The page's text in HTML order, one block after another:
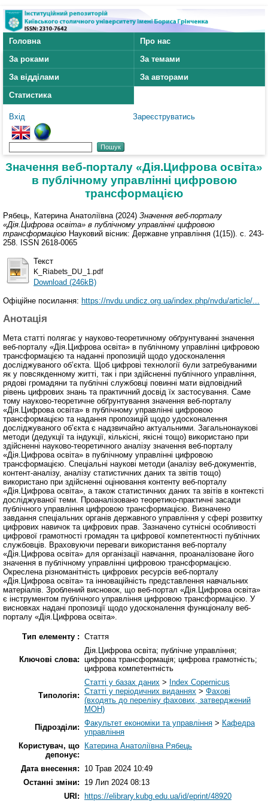
Головна
Про нас
За роками
За темами
За відділами
За авторами
Статистика
Вхід Зареєструватись
Значення веб-порталу «Дія.Цифрова освіта»
в публічному управлінні цифровою
трансформацією
Рябець, Катерина Анатоліївна (2024) Значення веб-порталу
«Дія.Цифрова освіта» в публічному управлінні цифровою
трансформацією Науковий вісник: Державне управління (1(15)). с. 243-
258. ISSN 2618-0065
Текст
K_Riabets_DU_1.pdf
Download (246kB)
Офіційне посилання: https://nvdu.undicz.org.ua/index.php/nvdu/article/...
Анотація
Мета статті полягає у науково-теоретичному обґрунтуванні значення
веб-порталу «Дія.Цифрова освіта» в публічному управлінні цифровою
трансформацією та наданні пропозицій щодо удосконалення
досліджуваного об’єкта. Щоб цифрові технології були затребуваними
як у повсякденному житті, так і при здійсненні публічного управління,
рядові громадяни та публічні службовці повинні мати відповідний
рівень цифрових знань та практичний досвід їх застосування. Саме
тому науково-теоретичне обґрунтування значення веб-порталу
«Дія.Цифрова освіта» в публічному управлінні цифровою
трансформацією та надання пропозицій щодо удосконалення
досліджуваного об’єкта є надзвичайно актуальними. Загальнонаукові
методи (дедукції та індукції, кількісні, якісні тощо) використано при
здійсненні науково-теоретичного аналізу значення веб-порталу
«Дія.Цифрова освіта» в публічному управлінні цифровою
трансформацією. Спеціальні наукові методи (аналізу веб-документів,
контент-аналізу, аналізу статистичних даних та звітів тощо)
використано при здійсненні оцінювання контенту веб-порталу
«Дія.Цифрова освіта», а також статистичних даних та звітів в контексті
досліджуваної теми. Проаналізовано теоретико-практичні засади
публічного управління цифровою трансформацією. Визначено
завдання спеціальних органів державного управління у сфері розвитку
цифрових навичок та цифрових прав. Зазначено сутнісні особливості
цифрової грамотності громадян та цифрової компетентності публічних
службовців. Враховуючи переваги використання веб-порталу
«Дія.Цифрова освіта» для організації навчання, проаналізоване його
значення в публічному управлінні цифровою трансформацією.
Окреслена різноманітність цифрових ресурсів веб-порталу
«Дія.Цифрова освіта» та інноваційність представлення навчальних
матеріалів. Зроблений висновок, що веб-портал «Дія.Цифрова освіта»
є інструментом публічного управління цифровою трансформацією. У
висновках надані пропозиції щодо удосконалення функціоналу веб-
порталу «Дія.Цифрова освіта».
Тип елементу : Стаття
Ключові слова:
Дія.Цифрова освіта; публічне управління;
цифрова трансформація; цифрова грамотність;
цифрова компетентність
Типологія:
Статті у базах даних > Index Copernicus
Статті у періодичних виданнях > Фахові
(входять до переліку фахових, затверджений
МОН)
Підрозділи: Факультет економіки та управління > Кафедра
управління
Користувач, що
депонує:
Катерина Анатоліївна Рябець
Дата внесення:
10 Трав 2024 10:49
Останні зміни:
19 Лип 2024 08:13
URI:
https://elibrary.kubg.edu.ua/id/eprint/48920